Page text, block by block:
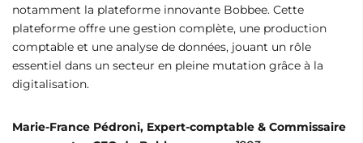
notamment la plateforme innovante Bobbee. Cette
plateforme offre une gestion complète, une production
comptable et une analyse de données, jouant un rôle
essentiel dans un secteur en pleine mutation grâce à la
digitalisation.
Marie-France Pédroni, Expert-comptable & Commissaire